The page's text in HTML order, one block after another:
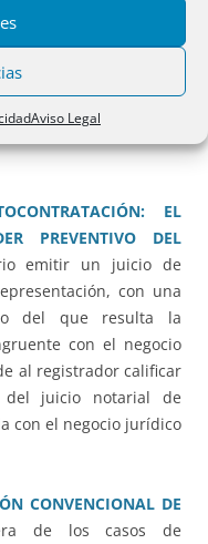
Aviso Legal
al aceptar o rechazar
un análisis de su
del testador,
artículo 26, sobre la
EL
PREVENTIVO DEL
emitir un juicio de
con una
del que resulta la
con el negocio
al registrador calificar
juicio notarial de
con el negocio jurídico
CONVENCIONAL DE
de los casos de